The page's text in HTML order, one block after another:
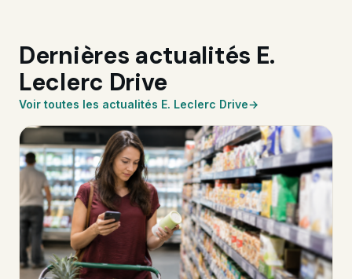
Dernières actualités E.
Leclerc Drive
Voir toutes les actualités E. Leclerc Drive